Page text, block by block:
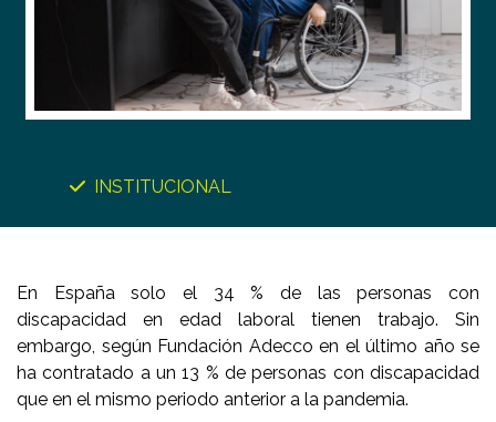
INSTITUCIONAL
En España solo el 34 % de las personas con
discapacidad en edad laboral tienen trabajo. Sin
embargo, según Fundación Adecco en el último año se
ha contratado a un 13 % de personas con discapacidad
que en el mismo periodo anterior a la pandemia.